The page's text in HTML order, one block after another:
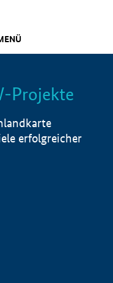
Info
Projekte
erfolgreicher